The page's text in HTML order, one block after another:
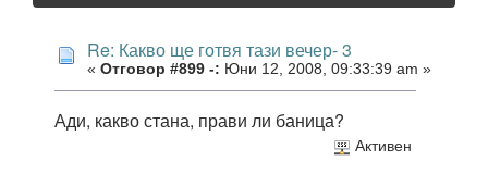
Re: Какво ще готвя тази вечер- 3
« Отговор #899 -: Юни 12, 2008, 09:33:39 am »
Ади, какво стана, прави ли баница?
Активен